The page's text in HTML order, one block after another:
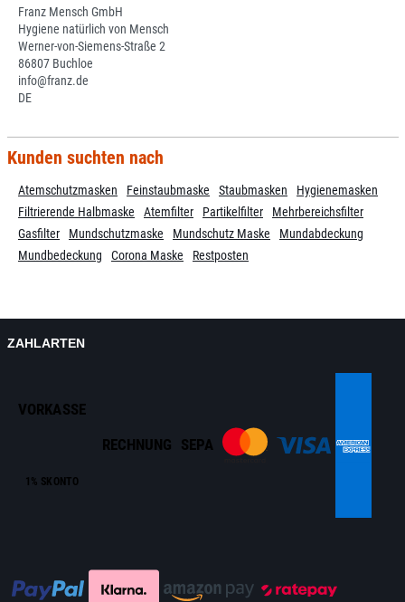
Franz Mensch GmbH
Hygiene natürlich von Mensch
Werner-von-Siemens-Straße 2
86807 Buchloe
info@franz.de
DE
Kunden suchten nach
Atemschutzmasken Feinstaubmaske Staubmasken
Hygienemasken
Filtrierende Halbmaske
Atemfilter Partikelfilter
Mehrbereichsfilter
Gasfilter
Mundschutzmaske Mundschutz Maske
Mundabdeckung
Mundbedeckung
Corona Maske Restposten
ZAHLARTEN
VORKASSE
1% SKONTO
RECHNUNG SEPA